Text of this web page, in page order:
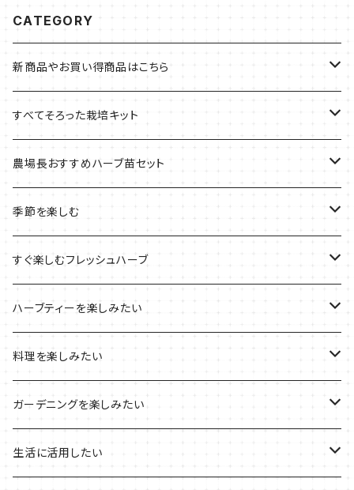
CATEGORY
新商品やお買い得商品はこちら
今イチオシの商品
季節のおすすめ商品
すべてそろった栽培キット
フェルトプランターの栽培キット
ルーツポーチの栽培キット
ブリキプランターの栽培キット
木製プランターの栽培キット
プラ製プランターの栽培キット
その他のプランターの栽培キット
農場長おすすめハーブ苗セット
農場長おすすめセット
おすすめの寄せ植え
季節を楽しむ
2022年のお正月
2022年の母の日
2021年の敬老の日
2021年のハロウィン
2021年のクリスマス
すぐ楽しむフレッシュハーブ
ハーブミックス
ハーブブーケ
フレッシュハーブ
ハーブティーを楽しみたい
ハーブティーの定番ハーブ
リラックスしたい時に
シャキッとしたい時に
料理を楽しみたい
料理の定番ハーブ
イタリア料理に
ガーデニングを楽しみたい
花を楽しみたい
生活に活用したい